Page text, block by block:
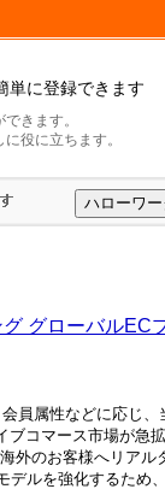
単に登録できます
きます。
役に立ちます。
グローバルEC
員属性などに応じ
コマース市場が急
外のお客様へリア
デルを強化するため